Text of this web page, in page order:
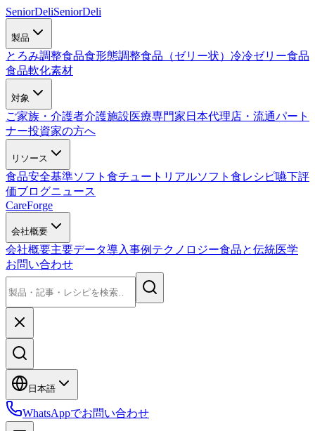
SeniorDeliSeniorDeli
製品
とろみ調整食品食形態調整食品（ゼリー状） 冷冷ゼリー食品
食品軟化素材
対象
ご家族・介護者介護施設医療専門家 日本代理店・流通パート
ナー投資家の方へ
リソース
食品安全基準ソフト食チュートリアルソフト食レシピ嚥下評
価ブログニュース
CareForge
会社概要
会社概要主要データ導入事例 テクノロジー食品と伝統医学
お問い合わせ
日本語
WhatsAppでお問い合わせ